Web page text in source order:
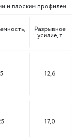
и плоским профилем
Разрывное
усилие, т
12,6
17,0